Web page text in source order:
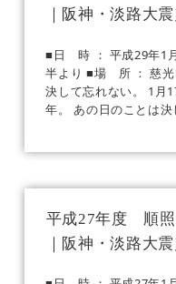
｜阪神・淡路大
■日 時 ： 平成29年1
半より ■場 所 ： 慈
決して忘れない。 1月
年。 あの日のことは
平成27年度 順
｜阪神・淡路大